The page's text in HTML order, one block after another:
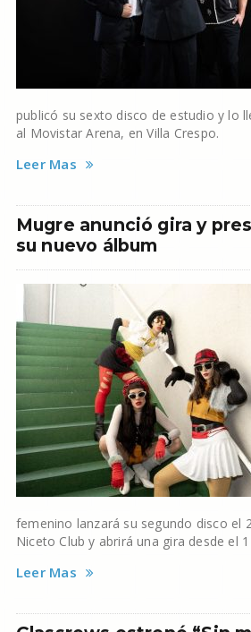
publicó su sexto disco de estudio y lo
al Movistar Arena, en Villa Crespo.
Leer Mas
Mugre anunció gira y
su nuevo álbum
femenino lanzará su segundo disco el
Niceto Club y abrirá una gira desde el
Leer Mas